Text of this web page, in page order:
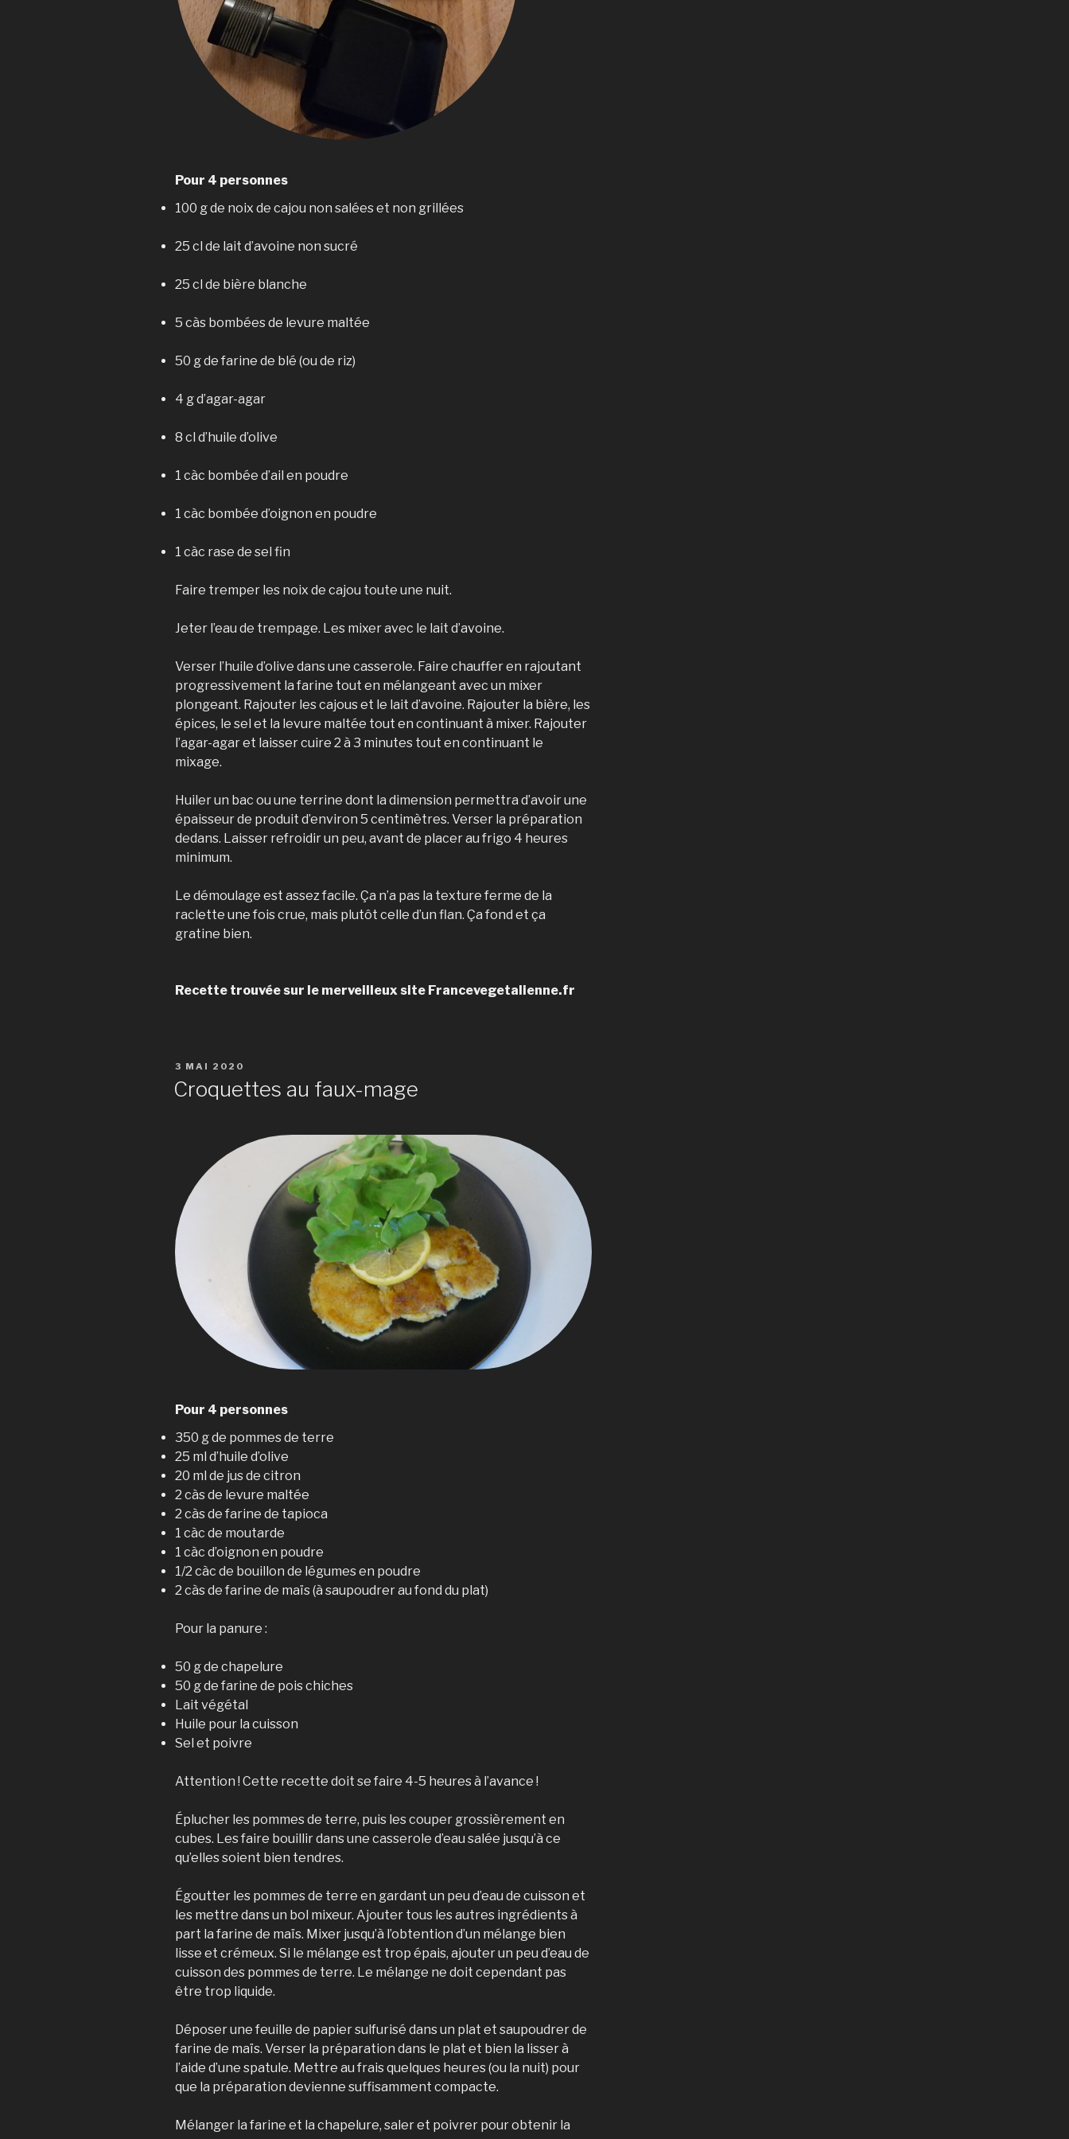
Pour 4 personnes
100 g de noix de cajou non salées et non grillées
25 cl de lait d’avoine non sucré
25 cl de bière blanche
5 càs bombées de levure maltée
50 g de farine de blé (ou de riz)
4 g d’agar-agar
8 cl d’huile d’olive
1 càc bombée d’ail en poudre
1 càc bombée d’oignon en poudre
1 càc rase de sel fin
Faire tremper les noix de cajou toute une nuit.
Jeter l’eau de trempage. Les mixer avec le lait d’avoine.
Verser l’huile d’olive dans une casserole. Faire chauffer en rajoutant
progressivement la farine tout en mélangeant avec un mixer
plongeant. Rajouter les cajous et le lait d’avoine. Rajouter la bière, les
épices, le sel et la levure maltée tout en continuant à mixer. Rajouter
l’agar-agar et laisser cuire 2 à 3 minutes tout en continuant le
mixage.
Huiler un bac ou une terrine dont la dimension permettra d’avoir une
épaisseur de produit d’environ 5 centimètres. Verser la préparation
dedans. Laisser refroidir un peu, avant de placer au frigo 4 heures
minimum.
Le démoulage est assez facile. Ça n’a pas la texture ferme de la
raclette une fois crue, mais plutôt celle d’un flan. Ça fond et ça
gratine bien.
Recette trouvée sur le merveilleux site Francevegetalienne.fr
PUBLIÉ
3 MAI 2020
Croquettes au faux-mage
Pour 4 personnes
350 g de pommes de terre
25 ml d’huile d’olive
20 ml de jus de citron
2 càs de levure maltée
2 càs de farine de tapioca
1 càc de moutarde
1 càc d’oignon en poudre
1/2 càc de bouillon de légumes en poudre
2 càs de farine de maïs (à saupoudrer au fond du plat)
Pour la panure :
50 g de chapelure
50 g de farine de pois chiches
Lait végétal
Huile pour la cuisson
Sel et poivre
Attention ! Cette recette doit se faire 4-5 heures à l’avance !
Éplucher les pommes de terre, puis les couper grossièrement en
cubes. Les faire bouillir dans une casserole d’eau salée jusqu’à ce
qu’elles soient bien tendres.
Égoutter les pommes de terre en gardant un peu d’eau de cuisson et
les mettre dans un bol mixeur. Ajouter tous les autres ingrédients à
part la farine de maïs. Mixer jusqu’à l’obtention d’un mélange bien
lisse et crémeux. Si le mélange est trop épais, ajouter un peu d’eau de
cuisson des pommes de terre. Le mélange ne doit cependant pas
être trop liquide.
Déposer une feuille de papier sulfurisé dans un plat et saupoudrer de
farine de maïs. Verser la préparation dans le plat et bien la lisser à
l’aide d’une spatule. Mettre au frais quelques heures (ou la nuit) pour
que la préparation devienne suffisamment compacte.
Mélanger la farine et la chapelure, saler et poivrer pour obtenir la